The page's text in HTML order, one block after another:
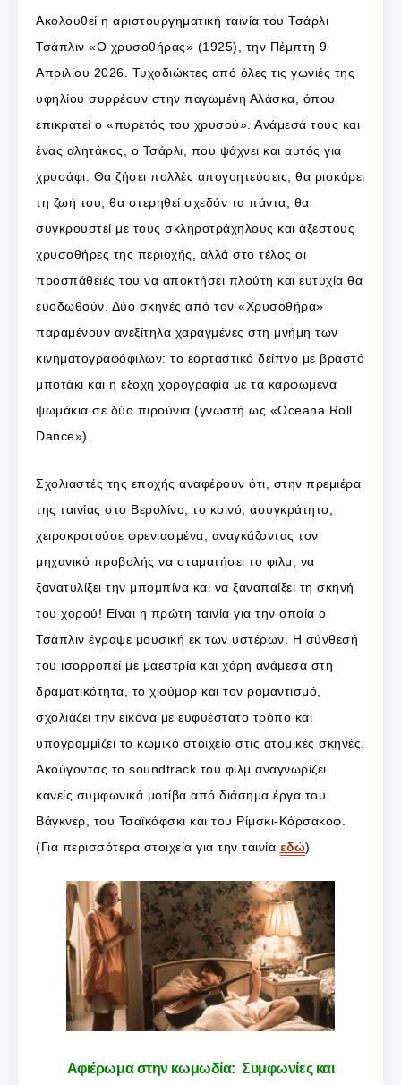
Ακολουθεί η αριστουργηματική ταινία του Τσάρλι
Τσάπλιν «Ο χρυσοθήρας» (1925), την Πέμπτη 9
Απριλίου 2026. Τυχοδιώκτες από όλες τις γωνιές της
υφηλίου συρρέουν στην παγωμένη Αλάσκα, όπου
επικρατεί ο «πυρετός του χρυσού». Ανάμεσά τους και
ένας αλητάκος, ο Τσάρλι, που ψάχνει και αυτός για
χρυσάφι. Θα ζήσει πολλές απογοητεύσεις, θα ρισκάρει
τη ζωή του, θα στερηθεί σχεδόν τα πάντα, θα
συγκρουστεί με τους σκληροτράχηλους και άξεστους
χρυσοθήρες της περιοχής, αλλά στο τέλος οι
προσπάθειές του να αποκτήσει πλούτη και ευτυχία θα
ευοδωθούν. Δύο σκηνές από τον «Χρυσοθήρα»
παραμένουν ανεξίτηλα χαραγμένες στη μνήμη των
κινηματογραφόφιλων: το εορταστικό δείπνο με βραστό
μποτάκι και η έξοχη χορογραφία με τα καρφωμένα
ψωμάκια σε δύο πιρούνια (γνωστή ως «Oceana Roll
Dance»).
Σχολιαστές της εποχής αναφέρουν ότι, στην πρεμιέρα
της ταινίας στο Βερολίνο, το κοινό, ασυγκράτητο,
χειροκροτούσε φρενιασμένα, αναγκάζοντας τον
μηχανικό προβολής να σταματήσει το φιλμ, να
ξανατυλίξει την μπομπίνα και να ξαναπαίξει τη σκηνή
του χορού! Είναι η πρώτη ταινία για την οποία ο
Τσάπλιν έγραψε μουσική εκ των υστέρων. Η σύνθεσή
του ισορροπεί με μαεστρία και χάρη ανάμεσα στη
δραματικότητα, το χιούμορ και τον ρομαντισμό,
σχολιάζει την εικόνα με ευφυέστατο τρόπο και
υπογραμμίζει το κωμικό στοιχείο στις ατομικές σκηνές.
Ακούγοντας το soundtrack του φιλμ αναγνωρίζει
κανείς συμφωνικά μοτίβα από διάσημα έργα του
Βάγκνερ, του Τσαϊκόφσκι και του Ρίμσκι-Κόρσακοφ.
(Για περισσότερα στοιχεία για την ταινία εδώ)
Αφιέρωμα στην κωμωδία: Συμφωνίες και